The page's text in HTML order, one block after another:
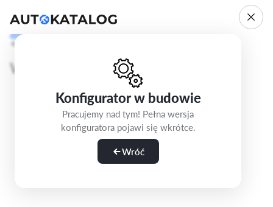
Konfigurator w budowie
Pracujemy nad tym! Pełna wersja
konfiguratora pojawi się wkrótce.
Wróć
Wybierz wersję